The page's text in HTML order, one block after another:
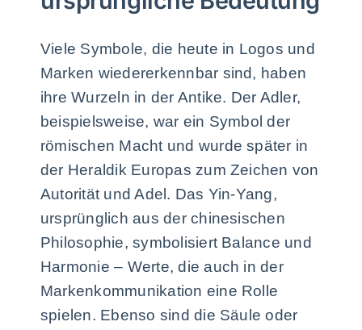
Viele Symbole, die heute in Logos und
Marken wiedererkennbar sind, haben
ihre Wurzeln in der Antike. Der Adler,
beispielsweise, war ein Symbol der
römischen Macht und wurde später in
der Heraldik Europas zum Zeichen von
Autorität und Adel. Das Yin-Yang,
ursprünglich aus der chinesischen
Philosophie, symbolisiert Balance und
Harmonie – Werte, die auch in der
Markenkommunikation eine Rolle
spielen. Ebenso sind die Säule oder